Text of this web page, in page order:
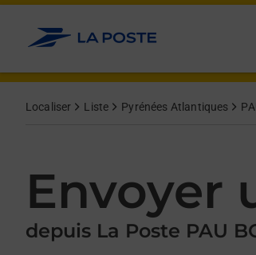
Allez au contenu
Localiser Liste Pyrénées Atlantiques
Envoyer
depuis La Poste PAU
Afficher ou masquer la réponse
Afficher ou masquer la réponse
Afficher ou masquer la réponse